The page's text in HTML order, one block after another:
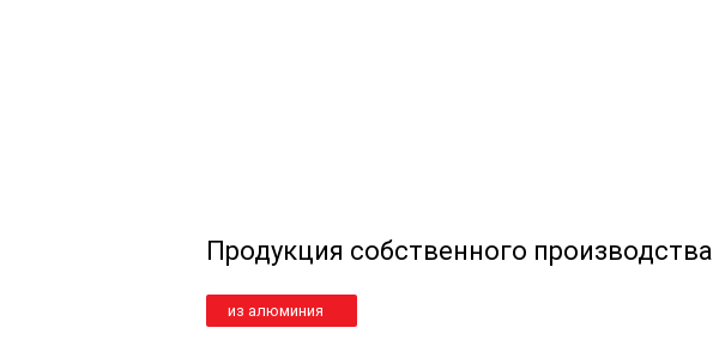
Продукция собственного производства
из алюминия